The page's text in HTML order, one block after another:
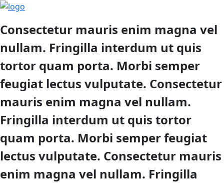
Consectetur mauris enim magna vel
nullam. Fringilla interdum ut quis
tortor quam porta. Morbi semper
feugiat lectus vulputate. Consectetur
mauris enim magna vel nullam.
Fringilla interdum ut quis tortor
quam porta. Morbi semper feugiat
lectus vulputate. Consectetur mauris
enim magna vel nullam. Fringilla